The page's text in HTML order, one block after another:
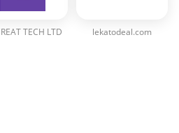
TECH LTD lekatodeal.com